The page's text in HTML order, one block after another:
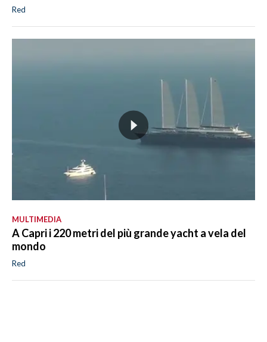
Red
MULTIMEDIA
A Capri i 220 metri del più grande yacht a vela del
mondo
Red